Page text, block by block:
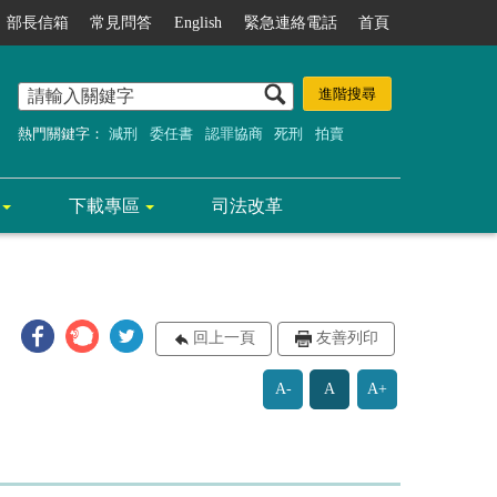
部長信箱 常見問答 English 緊急連絡電話 首頁
熱門關鍵字： 減刑 委任書 認罪協商 死刑 拍賣
下載專區 司法改革
回上一頁 友善列印
A- A A+